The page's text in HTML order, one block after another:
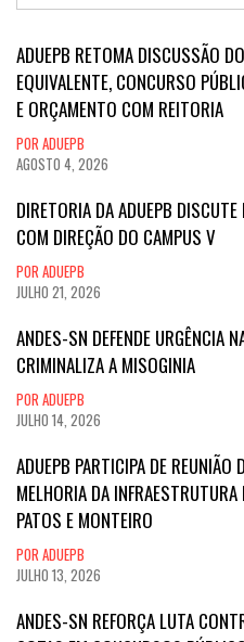
ADUEPB RETOMA DISCUSSÃO
EQUIVALENTE, CONCURSO
E ORÇAMENTO COM REITORIA
POR ADUEPB
AGOSTO 4, 2026
DIRETORIA DA ADUEPB
COM DIREÇÃO DO CAMPUS V
POR ADUEPB
JULHO 21, 2026
ANDES-SN DEFENDE URGÊNCIA
CRIMINALIZA A MISOGINIA
POR ADUEPB
JULHO 14, 2026
ADUEPB PARTICIPA DE
MELHORIA DA
PATOS E MONTEIRO
POR ADUEPB
JULHO 13, 2026
ANDES-SN REFORÇA LUTA